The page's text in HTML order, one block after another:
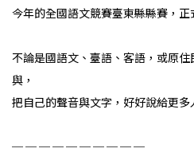
今年的全國語文競賽臺東縣縣賽，正
不論是國語文、臺語、客語，或原
與，
把自己的聲音與文字，好好說給更多
─ ─ ─ ─ ─ ─ ─ ─ ─ ─